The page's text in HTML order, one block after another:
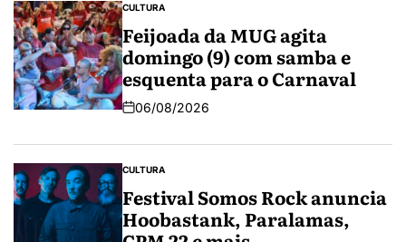
CULTURA
Feijoada da MUG agita
domingo (9) com samba e
esquenta para o Carnaval
06/08/2026
CULTURA
Festival Somos Rock anuncia
Hoobastank, Paralamas,